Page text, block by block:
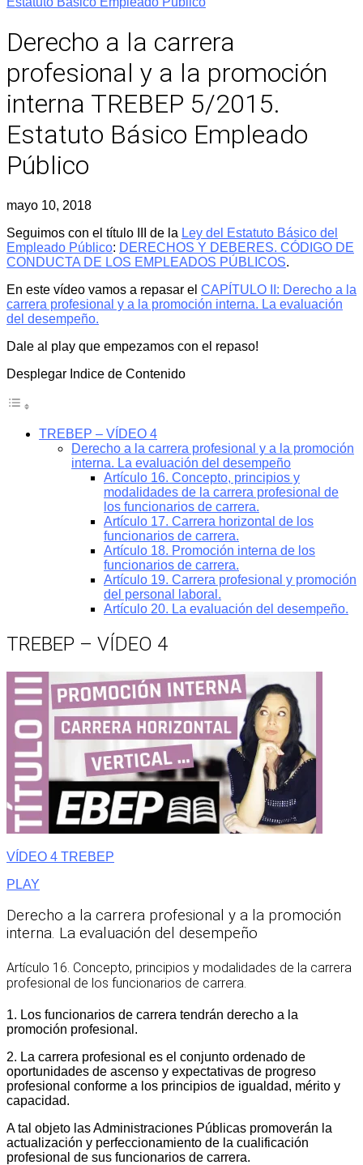
Derecho a la carrera
profesional y a la promoción
interna TREBEP 5/2015.
Estatuto Básico Empleado
Público
mayo 10, 2018
Seguimos con el título III de la Ley del Estatuto Básico del
Empleado Público: DERECHOS Y DEBERES. CÓDIGO DE
CONDUCTA DE LOS EMPLEADOS PÚBLICOS.
En este vídeo vamos a repasar el CAPÍTULO II: Derecho a la
carrera profesional y a la promoción interna. La evaluación
del desempeño.
Dale al play que empezamos con el repaso!
Desplegar Indice de Contenido
TREBEP – VÍDEO 4
Derecho a la carrera profesional y a la promoción
interna. La evaluación del desempeño
Artículo 16. Concepto, principios y
modalidades de la carrera profesional de
los funcionarios de carrera.
Artículo 17. Carrera horizontal de los
funcionarios de carrera.
Artículo 18. Promoción interna de los
funcionarios de carrera.
Artículo 19. Carrera profesional y promoción
del personal laboral.
Artículo 20. La evaluación del desempeño.
TREBEP – VÍDEO 4
VÍDEO 4 TREBEP
PLAY
Derecho a la carrera profesional y a la promoción
interna. La evaluación del desempeño
Artículo 16. Concepto, principios y modalidades de la carrera
profesional de los funcionarios de carrera.
1. Los funcionarios de carrera tendrán derecho a la
promoción profesional.
2. La carrera profesional es el conjunto ordenado de
oportunidades de ascenso y expectativas de progreso
profesional conforme a los principios de igualdad, mérito y
capacidad.
A tal objeto las Administraciones Públicas promoverán la
actualización y perfeccionamiento de la cualificación
profesional de sus funcionarios de carrera.